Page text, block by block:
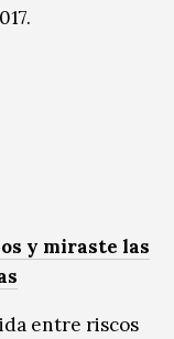
y miraste las
entre riscos